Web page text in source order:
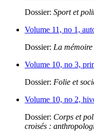
Dossier: Sport et
Volume 11, no 1,
Dossier: La
Volume 10, no 3,
Dossier: Folie et
Volume 10, no 2,
Dossier: Corps et
croisés :